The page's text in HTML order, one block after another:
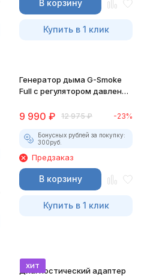
В корзину
Купить в 1 клик
Генератор дыма G-Smoke
Full с регулятором давления
набором)
9 990 ₽ 12 975 ₽ -23%
Бонусных рублей за покупку:
300руб.
Предзаказ
В корзину
Купить в 1 клик
хит
Диагностический адаптер